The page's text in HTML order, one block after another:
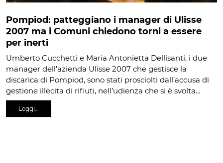
Pompiod: patteggiano i manager di Ulisse
2007 ma i Comuni chiedono torni a essere
per inerti
Umberto Cucchetti e Maria Antonietta Dellisanti, i due
manager dell’azienda Ulisse 2007 che gestisce la
discarica di Pompiod, sono stati prosciolti dall’accusa di
gestione illecita di rifiuti, nell’udienza che si è svolta…
Leggi…